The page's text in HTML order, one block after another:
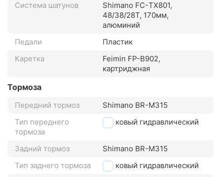
Система шатунов
Shimano FC-ТХ801,
48/38/28Т, 170мм,
алюминий
Педали
Пластик
Каретка
Feimin FP-B902,
картриджная
Тормоза
Передний тормоз
Shimano BR-M315
Тип переднего
тормоза
дисковый гидравлический
Задний тормоз
Shimano BR-M315
Тип заднего тормоза
дисковый гидравлический